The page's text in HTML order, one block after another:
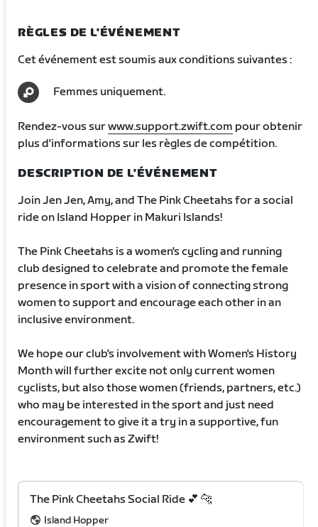
RÈGLES DE L'ÉVÉNEMENT
Cet événement est soumis aux conditions suivantes :
Femmes uniquement.
Rendez-vous surwww.support.zwift.com pour obtenir
plus d'informations sur les règles de compétition.
DESCRIPTION DE L'ÉVÉNEMENT
Join Jen Jen, Amy, and The Pink Cheetahs for a social
ride on Island Hopper in Makuri Islands!
The Pink Cheetahs is a women's cycling and running
club designed to celebrate and promote the female
presence in sport with a vision of connecting strong
women to support and encourage each other in an
inclusive environment.
We hope our club's involvement with Women's History
Month will further excite not only current women
cyclists, but also those women (friends, partners, etc.)
who may be interested in the sport and just need
encouragement to give it a try in a supportive, fun
environment such as Zwift!
The Pink Cheetahs Social Ride 💕 🐆
Island Hopper